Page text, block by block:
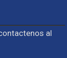
al